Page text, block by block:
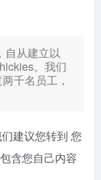
自从建立以
。我们
千名员工，
建议您转到 您
含您自己内容